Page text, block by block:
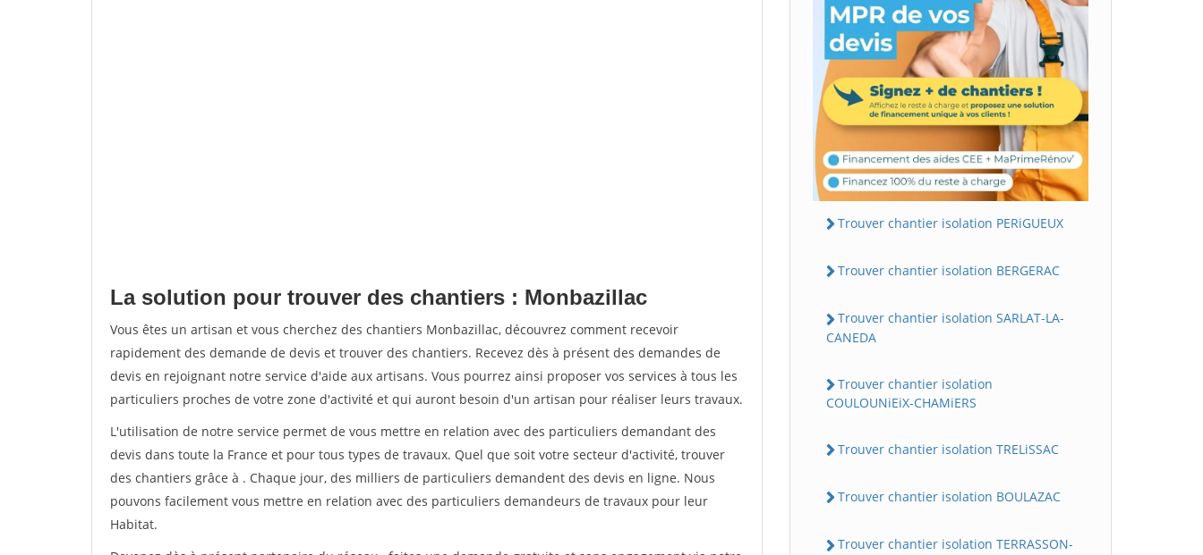
La solution pour trouver des chantiers : Monbazillac
Vous êtes un artisan et vous cherchez des chantiers Monbazillac, découvrez comment recevoir
rapidement des demande de devis et trouver des chantiers. Recevez dès à présent des demandes de
devis en rejoignant notre service d'aide aux artisans. Vous pourrez ainsi proposer vos services à tous les
particuliers proches de votre zone d'activité et qui auront besoin d'un artisan pour réaliser leurs travaux.
L'utilisation de notre service permet de vous mettre en relation avec des particuliers demandant des
devis dans toute la France et pour tous types de travaux. Quel que soit votre secteur d'activité, trouver
des chantiers grâce à . Chaque jour, des milliers de particuliers demandent des devis en ligne. Nous
pouvons facilement vous mettre en relation avec des particuliers demandeurs de travaux pour leur
Habitat.
Trouver chantier isolation PERiGUEUX
Trouver chantier isolation BERGERAC
Trouver chantier isolation SARLAT-LA-
CANEDA
Trouver chantier isolation
COULOUNiEiX-CHAMiERS
Trouver chantier isolation TRELiSSAC
Trouver chantier isolation BOULAZAC
Trouver chantier isolation TERRASSON-